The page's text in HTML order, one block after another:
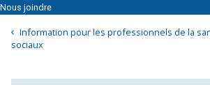
Nous joindre
Information pour les professionnels de la
sociaux